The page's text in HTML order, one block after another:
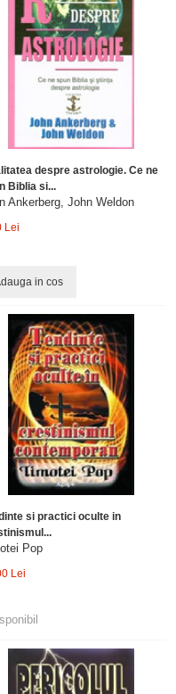
despre astrologie. Ce ne
Biblia si...
Ankerberg, John Weldon
Lei
in cos
si practici oculte in
Pop
Lei